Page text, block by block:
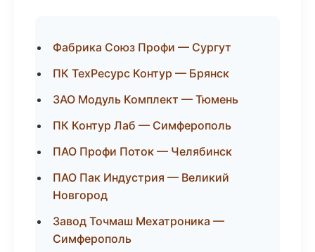
Фабрика Союз Профи — Сургут
ПК ТехРесурс Контур — Брянск
ЗАО Модуль Комплект — Тюмень
ПК Контур Лаб — Симферополь
ПАО Профи Поток — Челябинск
ПАО Пак Индустрия — Великий
Новгород
Завод Точмаш Мехатроника —
Симферополь